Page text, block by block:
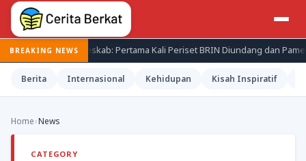
BREAKING NEWSSeskab: Pertama Kali Periset BRIN Diundang dan Pamerkan
Berita Internasional Kehidupan Kisah Inspiratif
Home›News
CATEGORY